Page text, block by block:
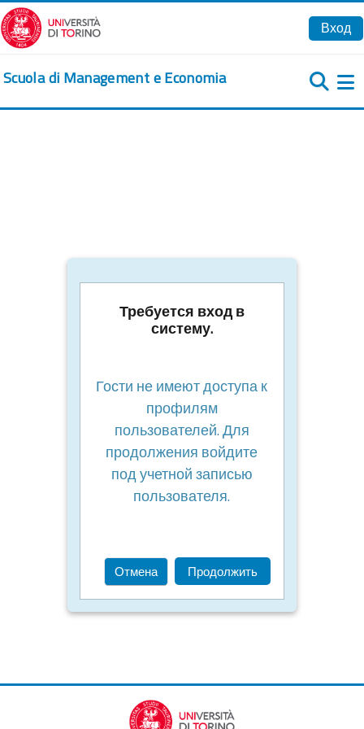
Перейти к основному содержанию
Вход
Scuola di Management e Economia
Требуется вход в
систему.
Гости не имеют доступа к
профилям
пользователей. Для
продолжения войдите
под учетной записью
пользователя.
Отмена Продолжить